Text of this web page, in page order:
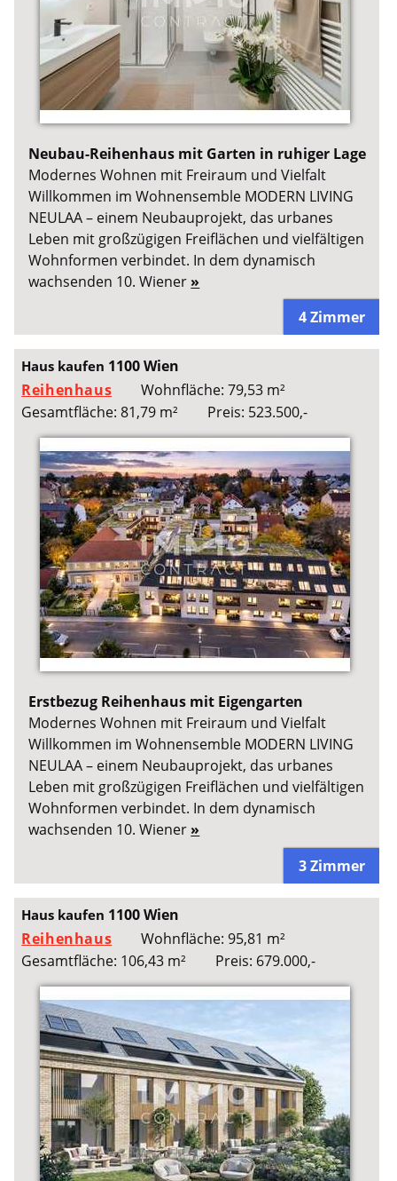
Neubau-Reihenhaus mit Garten in ruhiger Lage
Modernes Wohnen mit Freiraum und Vielfalt
Willkommen im Wohnensemble MODERN LIVING
NEULAA – einem Neubauprojekt, das urbanes
Leben mit großzügigen Freiflächen und vielfältigen
Wohnformen verbindet. In dem dynamisch
wachsenden 10. Wiener »
4 Zimmer
Haus kaufen 1100 Wien
Reihenhaus
Wohnfläche: 79,53 m²
Gesamtfläche: 81,79 m²
Preis: 523.500,-
Erstbezug Reihenhaus mit Eigengarten
Modernes Wohnen mit Freiraum und Vielfalt
Willkommen im Wohnensemble MODERN LIVING
NEULAA – einem Neubauprojekt, das urbanes
Leben mit großzügigen Freiflächen und vielfältigen
Wohnformen verbindet. In dem dynamisch
wachsenden 10. Wiener »
3 Zimmer
Haus kaufen 1100 Wien
Reihenhaus
Wohnfläche: 95,81 m²
Gesamtfläche: 106,43 m²
Preis: 679.000,-